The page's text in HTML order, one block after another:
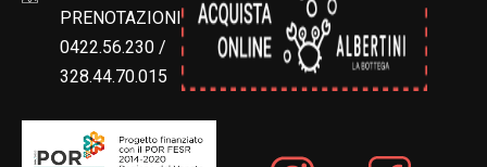
PRENOTAZIONI
0422.56.230 /
328.44.70.015